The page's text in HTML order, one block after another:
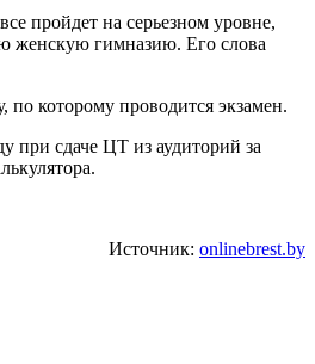
пройдет на серьезном уровне,
женскую гимназию. Его слова
которому проводится экзамен.
при сдаче ЦТ из аудиторий за
Источник: onlinebrest.by